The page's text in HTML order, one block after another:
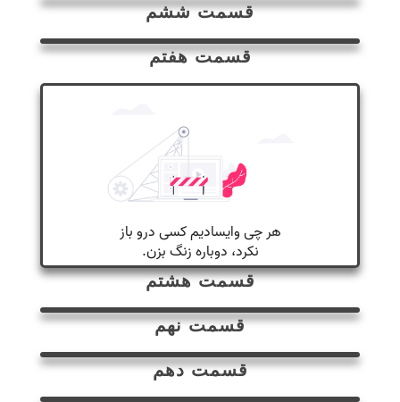
قسمت ششم
قسمت هفتم
قسمت هشتم
قسمت نهم
قسمت دهم